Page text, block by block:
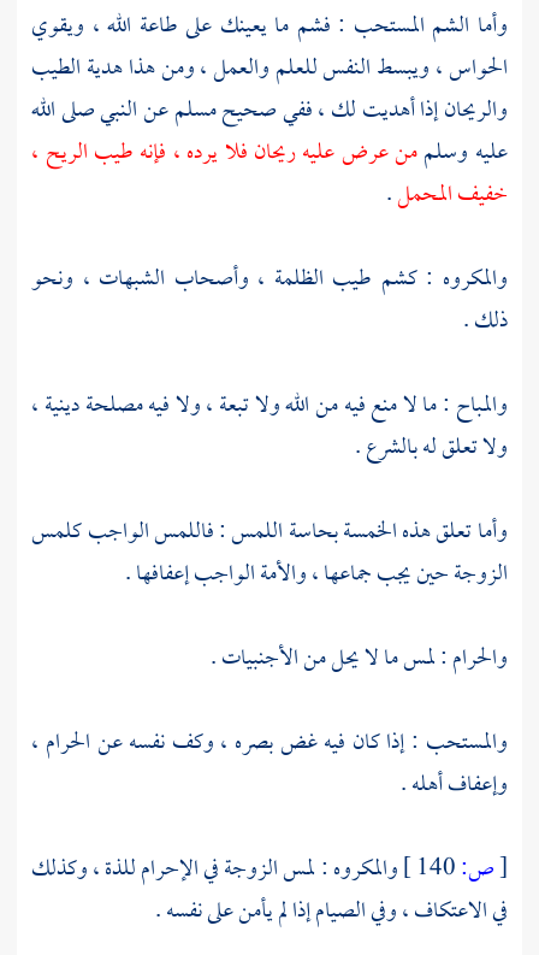
وأما الشم المستحب : فشم ما يعينك على طاعة الله ، ويقوي
الحواس ، ويبسط النفس للعلم والعمل ، ومن هذا هدية الطيب
والريحان إذا أهديت لك ، ففي صحيحمسلمعن النبي صلى الله
عليه وسلممن عرض عليه ريحان فلا يرده ، فإنه طيب الريح ،
خفيف المحمل.
والمكروه : كشم طيب الظلمة ، وأصحاب الشبهات ، ونحو
ذلك .
والمباح : ما لا منع فيه من الله ولا تبعة ، ولا فيه مصلحة دينية ،
ولا تعلق له بالشرع .
وأما تعلق هذه الخمسة بحاسة اللمس : فاللمس الواجب كلمس
الزوجة حين يجب جماعها ، والأمة الواجب إعفافها .
والحرام : لمس ما لا يحل من الأجنبيات .
والمستحب : إذا كان فيه غض بصره ، وكف نفسه عن الحرام ،
وإعفاف أهله .
[ص:
والمكروه : لمس الزوجة في الإحرام للذة ، وكذلك
في الاعتكاف ، وفي الصيام إذا لم يأمن على نفسه .